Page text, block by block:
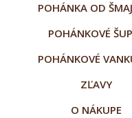
POHÁNKA OD
POHÁNKOVÉ
POHÁNKOVÉ
ZĽAVY
O NÁKUPE